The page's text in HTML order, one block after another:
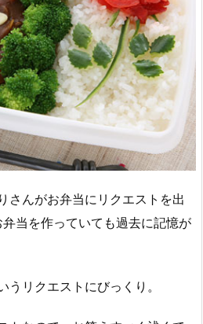
さんがお弁当にリクエストを出
当を作っていても過去に記憶が
うリクエストにびっくり。